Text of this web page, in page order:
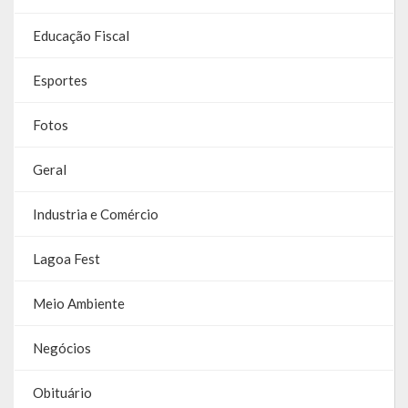
Publicações Oficiais
SIAFIC
Contas
Educação Fiscal
Esportes
Fotos
Geral
Industria e Comércio
Lagoa Fest
Meio Ambiente
Negócios
Obituário